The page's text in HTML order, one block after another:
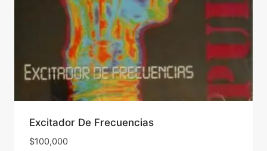
Excitador De Frecuencias
$100,000